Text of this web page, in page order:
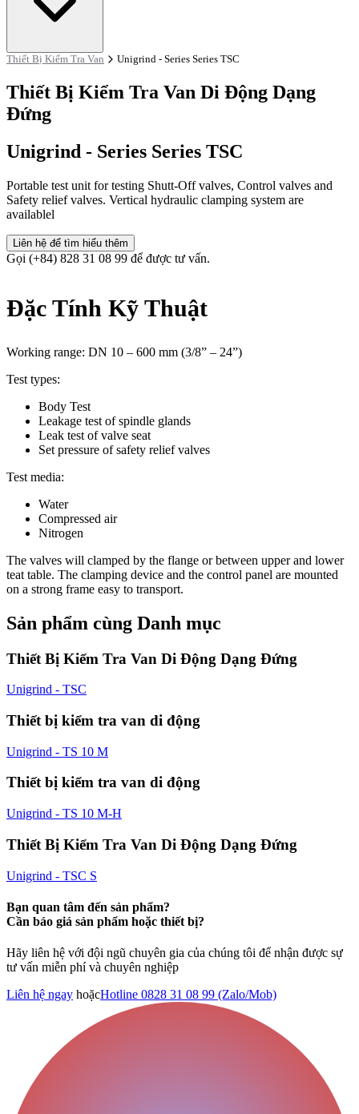
Thiết Bị Kiểm Tra Van Unigrind - Series Series TSC
Thiết Bị Kiểm Tra Van Di Động Dạng
Đứng
Unigrind - Series Series TSC
Portable test unit for testing Shutt-Off valves, Control valves and
Safety relief valves. Vertical hydraulic clamping system are
availablel
Liên hệ để tìm hiểu thêm
Gọi (+84) 828 31 08 99 để được tư vấn.
Đặc Tính Kỹ Thuật
Working range: DN 10 – 600 mm (3/8” – 24”)
Test types:
Body Test
Leakage test of spindle glands
Leak test of valve seat
Set pressure of safety relief valves
Test media:
Water
Compressed air
Nitrogen
The valves will clamped by the flange or between upper and lower
teat table. The clamping device and the control panel are mounted
on a strong frame easy to transport.
Sản phẩm cùng Danh mục
Thiết Bị Kiểm Tra Van Di Động Dạng Đứng
Unigrind - TSC
Thiết bị kiểm tra van di động
Unigrind - TS 10 M
Thiết bị kiểm tra van di động
Unigrind - TS 10 M-H
Thiết Bị Kiểm Tra Van Di Động Dạng Đứng
Unigrind - TSC S
Bạn quan tâm đến sản phẩm?
Cần báo giá sản phẩm hoặc thiết bị?
Hãy liên hệ với đội ngũ chuyên gia của chúng tôi để nhận được sự
tư vấn miễn phí và chuyên nghiệp
Liên hệ ngay hoặcHotline 0828 31 08 99 (Zalo/Mob)